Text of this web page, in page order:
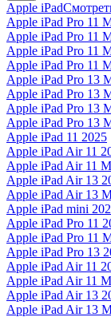
Apple iPad
Apple iPad Pro 11
Apple iPad Pro 11
Apple iPad Pro 11
Apple iPad Pro 11
Apple iPad Pro 13
Apple iPad Pro 13
Apple iPad Pro 13
Apple iPad Pro 13
Apple iPad 11 2025
Apple iPad Air 11
Apple iPad Air 11
Apple iPad Air 13
Apple iPad Air 13
Apple iPad mini
Apple iPad Pro 11
Apple iPad Pro 11
Apple iPad Pro 13
Apple iPad Air 11
Apple iPad Air 11
Apple iPad Air 13
Apple iPad Air 13